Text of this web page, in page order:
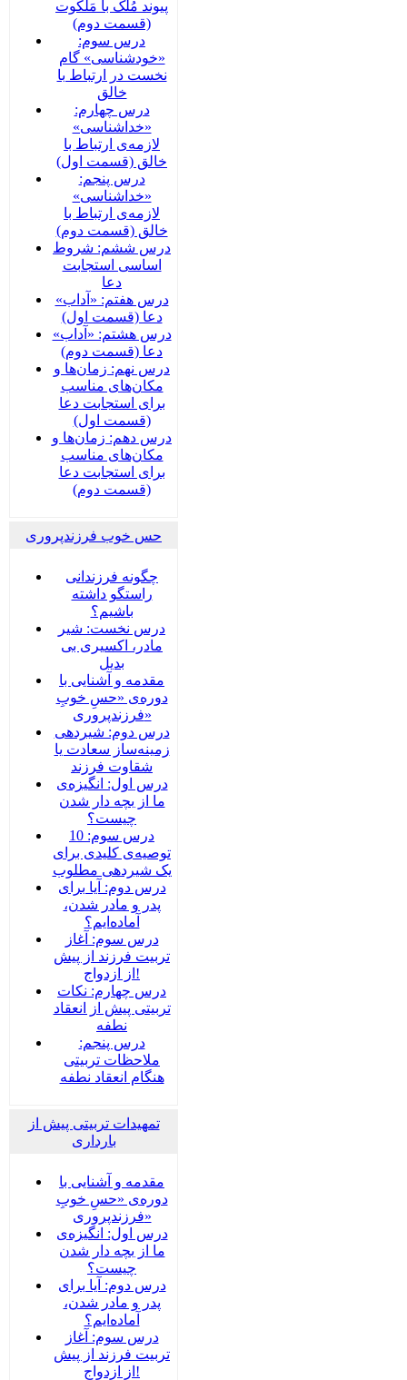
پیوند مُلک با مَلَکوت
(قسمت دوم)
درس سوم:
«خودشناسی» گام
نخست در ارتباط با
خالق
درس چهارم:
«خداشناسی»
لازمه‌ی ارتباط با
خالق (قسمت اول)
درس پنجم:
«خداشناسی»
لازمه‌ی ارتباط با
خالق (قسمت دوم)
درس ششم: شروط
اساسی استجابت
دعا
درس هفتم: «آداب»
دعا (قسمت اول)
درس هشتم: «آداب»
دعا (قسمت دوم)
درس نهم: زمان‌ها و
مکان‌های مناسب
برای استجابت دعا
(قسمت اول)
درس دهم: زمان‌ها و
مکان‌های مناسب
برای استجابت دعا
(قسمت دوم)
حس خوب فرزندپروری
چگونه فرزندانی
راستگو داشته
باشیم؟
درس نخست: شیر
مادر، اکسیری بی
بدیل
مقدمه و آشنایی با
دوره‌ی «حسِ خوبِ
فرزندپروری»
درس دوم: شیردهی
زمینه‌ساز سعادت یا
شقاوت فرزند
درس اول: انگیزه‌ی
ما از بچه دار شدن
چیست؟
درس سوم: 10
توصیه‌ی کلیدی برای
یک شیردهی مطلوب
درس دوم: آیا برای
پدر و مادر شدن،
آماده‌ایم؟
درس سوم: آغاز
تربیت فرزند از پیش
از ازدواج!
درس چهارم: نکات
تربیتی پیش از انعقاد
نطفه
درس پنجم:
ملاحظات تربیتی
هنگام انعقاد نطفه
تمهیدات تربیتی پیش از
بارداری
مقدمه و آشنایی با
دوره‌ی «حسِ خوبِ
فرزندپروری»
درس اول: انگیزه‌ی
ما از بچه دار شدن
چیست؟
درس دوم: آیا برای
پدر و مادر شدن،
آماده‌ایم؟
درس سوم: آغاز
تربیت فرزند از پیش
از ازدواج!